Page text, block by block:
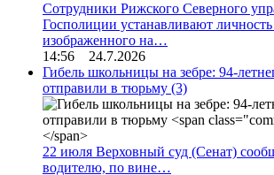
Сотрудники Рижского Северного
Госполиции устанавливают личность
изображенного на…
14:56 24.7.2026
Гибель школьницы на зебре: 94-
отправили в тюрьму (3)
22 июля Верховный суд (Сенат)
водителю, по вине…